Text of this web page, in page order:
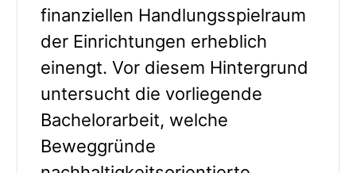
finanziellen Handlungsspielraum
der Einrichtungen erheblich
einengt. Vor diesem Hintergrund
untersucht die vorliegende
Bachelorarbeit, welche
Beweggründe